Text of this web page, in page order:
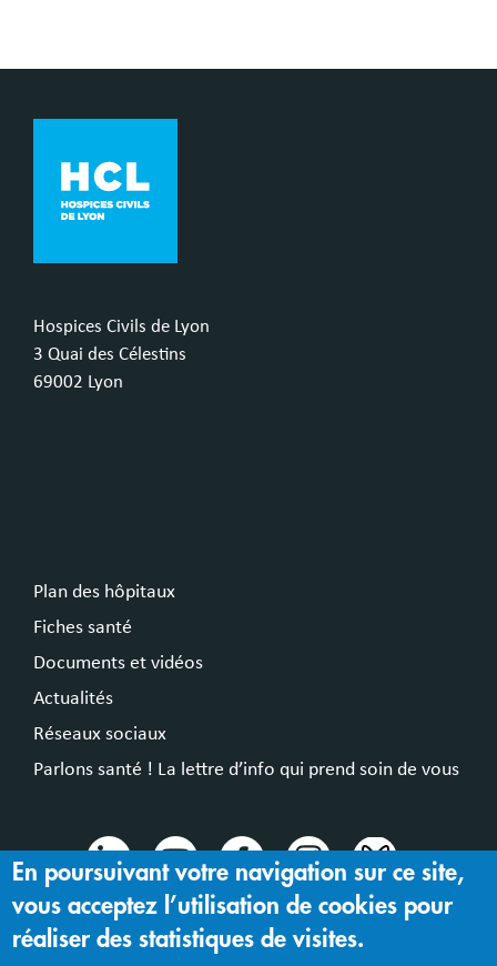
Hospices Civils de Lyon
3 Quai des Célestins
69002 Lyon
Plan des hôpitaux
Fiches santé
Documents et vidéos
Actualités
Réseaux sociaux
Parlons santé ! La lettre d’info qui prend soin de vous
Mentions légales |
En poursuivant votre navigation sur ce site,
vous acceptez l’utilisation de cookies pour
réaliser des statistiques de visites.